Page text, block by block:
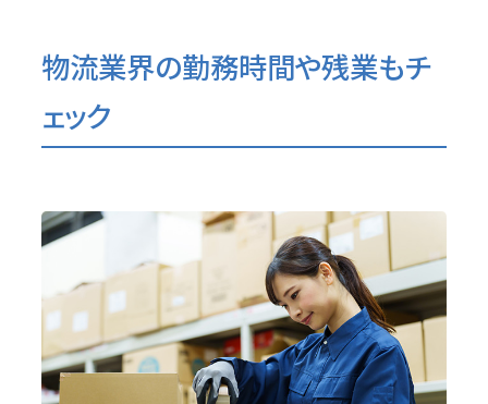
物流業界の勤務時間や残業もチ
ェック